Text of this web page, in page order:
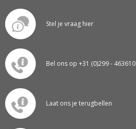
Stel je vraag hier
Bel ons op +31 (0)299 - 463610
Laat ons je terugbellen